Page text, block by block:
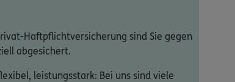
Haftpflichtversicherung sind Sie gegen
abgesichert.
leistungsstark: Bei uns sind viele